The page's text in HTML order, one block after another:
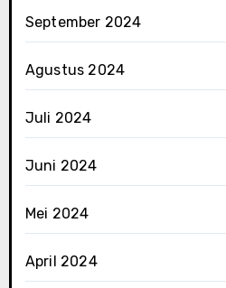
September 2024
Agustus 2024
Juli 2024
Juni 2024
Mei 2024
April 2024